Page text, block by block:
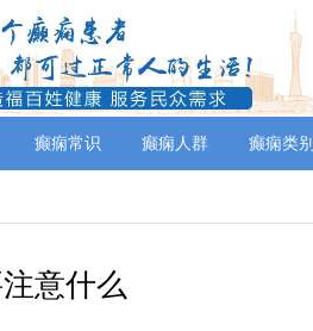
癫痫常识 癫痫人群 癫痫类别
意什么